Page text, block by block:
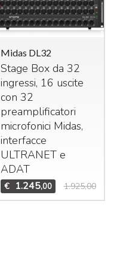
Midas DL32
Stage Box da 32
ingressi, 16 uscite
con 32
preamplificatori
microfonici Midas,
interfacce
ULTRANETe
ADAT
€ 1.245,00 1.925,00